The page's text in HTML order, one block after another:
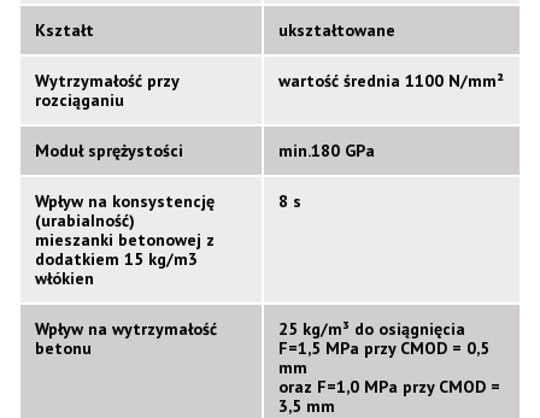
Kształt ukształtowane
Wytrzymałość przy
rozciąganiu
wartość średnia 1100 N/mm²
Moduł sprężystości min.180 GPa
Wpływ na konsystencję
(urabiaIność)
mieszanki betonowej z
dodatkiem 15 kg/m3
włókien
8 s
Wpływ na wytrzymałość
betonu
25 kg/m³ do osiągnięcia
F=1,5 MPa przy CMOD = 0,5
mm
oraz F=1,0 MPa przy CMOD =
3,5 mm